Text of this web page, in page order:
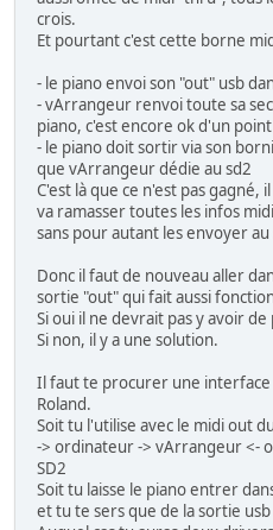
crois.
Et pourtant c'est cette borne
- le piano envoi son "out" usb
- vArrangeur renvoi toute sa
piano, c'est encore ok d'un
- le piano doit sortir via son
que vArrangeur dédie au sd2
C'est là que ce n'est pas gagné,
va ramasser toutes les infos
sans pour autant les envoyer au
Donc il faut de nouveau aller
sortie "out" qui fait aussi
Si oui il ne devrait pas y avoir
Si non, il y a une solution.
Il faut te procurer une
Roland.
Soit tu l'utilise avec le midi out
-> ordinateur -> vArrangeur <-
SD2
Soit tu laisse le piano entrer
et tu te sers que de la sortie